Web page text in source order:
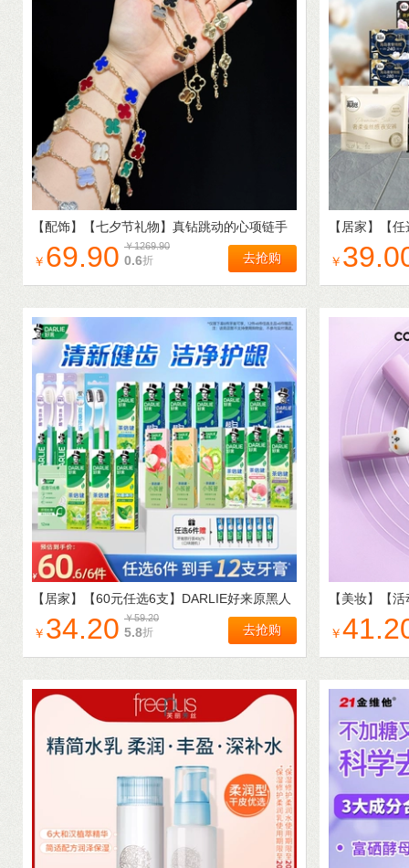
【配饰】
【七夕节礼物】真钻跳动的心项链手
链时尚百搭情人女友老婆S2
￥ 69.90 ￥1269.90
0.6折 去抢购
【居家】
【
生巾护垫夜安
￥
【居家】
【60元任选6支】DARLIE好来原黑人
超白茶牙膏成人正品清新口气
￥ 34.20 ￥59.20
5.8折 去抢购
【美妆】
【
雾唇露女唇
￥